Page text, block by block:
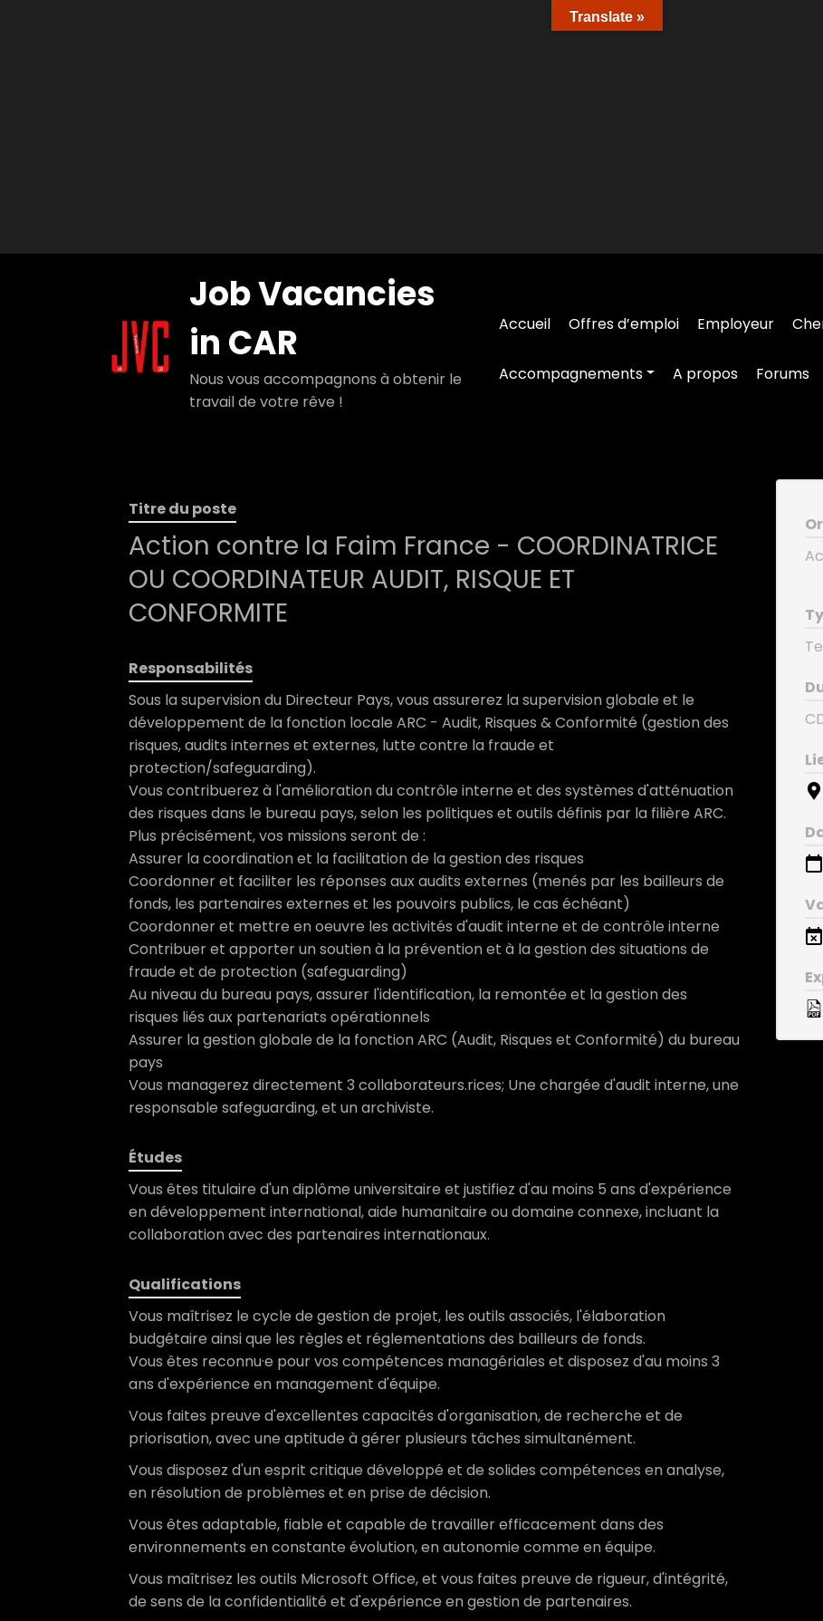
Job Vacancies
in CAR
Nous vous accompagnons à obtenir le
travail de votre rêve !
Accueil Offres d’emploi Employeur
Accompagnements A propos Forums
Titre du poste
Action contre la Faim France - COORDINATRICE
OU COORDINATEUR AUDIT, RISQUE ET
CONFORMITE
Responsabilités
Sous la supervision du Directeur Pays, vous assurerez la supervision globale et le
développement de la fonction locale ARC - Audit, Risques & Conformité (gestion des
risques, audits internes et externes, lutte contre la fraude et
protection/safeguarding).
Vous contribuerez à l'amélioration du contrôle interne et des systèmes d'atténuation
des risques dans le bureau pays, selon les politiques et outils définis par la filière ARC.
Plus précisément, vos missions seront de :
Assurer la coordination et la facilitation de la gestion des risques
Coordonner et faciliter les réponses aux audits externes (menés par les bailleurs de
fonds, les partenaires externes et les pouvoirs publics, le cas échéant)
Coordonner et mettre en oeuvre les activités d'audit interne et de contrôle interne
Contribuer et apporter un soutien à la prévention et à la gestion des situations de
fraude et de protection (safeguarding)
Au niveau du bureau pays, assurer l'identification, la remontée et la gestion des
risques liés aux partenariats opérationnels
Assurer la gestion globale de la fonction ARC (Audit, Risques et Conformité) du bureau
pays
Vous managerez directement 3 collaborateurs.rices; Une chargée d'audit interne, une
responsable safeguarding, et un archiviste.
Études
Vous êtes titulaire d'un diplôme universitaire et justifiez d'au moins 5 ans d'expérience
en développement international, aide humanitaire ou domaine connexe, incluant la
collaboration avec des partenaires internationaux.
Qualifications
Vous maîtrisez le cycle de gestion de projet, les outils associés, l'élaboration
budgétaire ainsi que les règles et réglementations des bailleurs de fonds.
Vous êtes reconnu·e pour vos compétences managériales et disposez d'au moins 3
ans d'expérience en management d'équipe.
Vous faites preuve d'excellentes capacités d'organisation, de recherche et de
priorisation, avec une aptitude à gérer plusieurs tâches simultanément.
Vous disposez d'un esprit critique développé et de solides compétences en analyse,
en résolution de problèmes et en prise de décision.
Vous êtes adaptable, fiable et capable de travailler efficacement dans des
environnements en constante évolution, en autonomie comme en équipe.
Vous maîtrisez les outils Microsoft Office, et vous faites preuve de rigueur, d'intégrité,
de sens de la confidentialité et d'expérience en gestion de partenaires.
Translate »